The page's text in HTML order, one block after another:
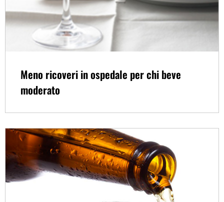
Meno ricoveri in ospedale per chi beve
moderato